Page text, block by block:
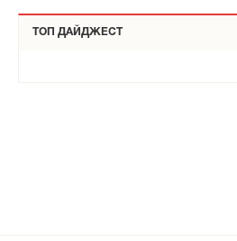
ТОП ДАЙДЖЕСТ